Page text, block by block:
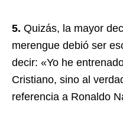
5. Quizás, la mayor
merengue debió ser
decir: «Yo he
Cristiano, sino al
referencia a Ronaldo